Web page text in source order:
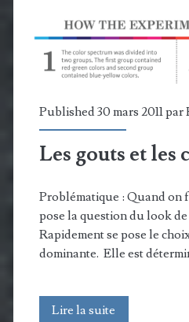
Published 30 mars 2011 par
Les gouts et les
Problématique : Quand on
pose la question du look de
Rapidement se pose le
dominante. Elle est
Lire la suite